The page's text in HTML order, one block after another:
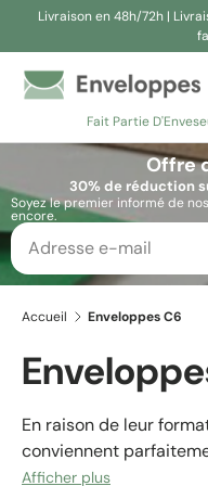
Livraison en 48h/72h |
Fait Partie
Recherche
Rechercher Offre
30% de réduction
Soyez le premier informé de
encore.
Accueil Enveloppes C6
En raison de leur
conviennent
148 mm), c’est-à-dire
Afficher plus